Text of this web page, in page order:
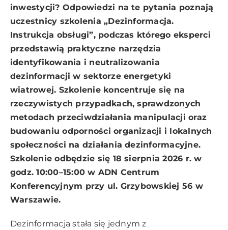
inwestycji? Odpowiedzi na te pytania poznają
uczestnicy szkolenia „Dezinformacja.
Instrukcja obsługi”, podczas którego eksperci
przedstawią praktyczne narzędzia
identyfikowania i neutralizowania
dezinformacji w sektorze energetyki
wiatrowej. Szkolenie koncentruje się na
rzeczywistych przypadkach, sprawdzonych
metodach przeciwdziałania manipulacji oraz
budowaniu odporności organizacji i lokalnych
społeczności na działania dezinformacyjne.
Szkolenie odbędzie się 18 sierpnia 2026 r. w
godz. 10:00–15:00 w ADN Centrum
Konferencyjnym przy ul. Grzybowskiej 56 w
Warszawie.
Dezinformacja stała się jednym z